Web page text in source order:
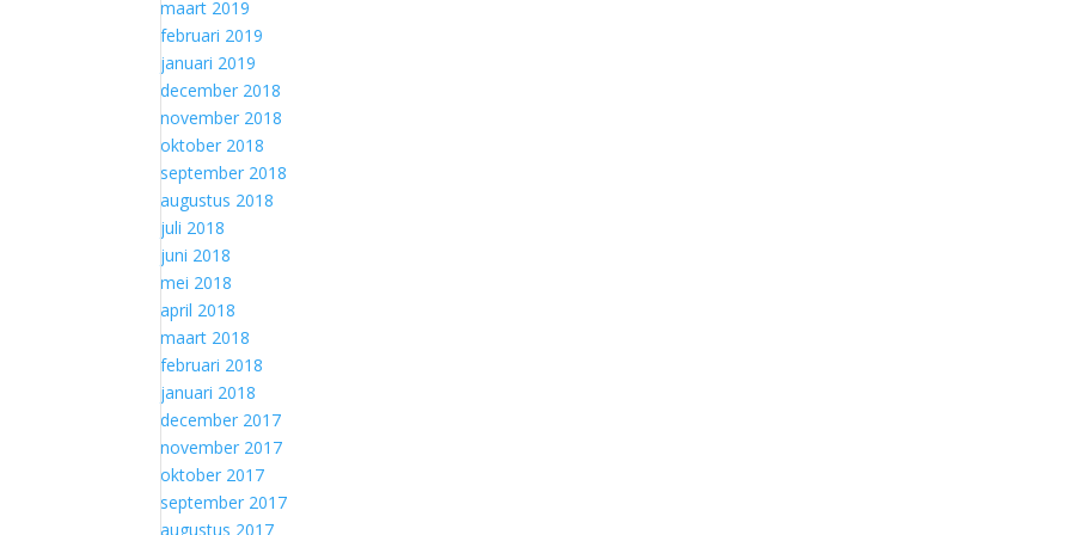
maart 2019
februari 2019
januari 2019
december 2018
november 2018
oktober 2018
september 2018
augustus 2018
juli 2018
juni 2018
mei 2018
april 2018
maart 2018
februari 2018
januari 2018
december 2017
november 2017
oktober 2017
september 2017
augustus 2017